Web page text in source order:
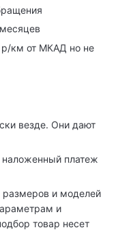
р/км от МКАД но не
везде. Они дают
наложенный платеж
и моделей
и
товар несет